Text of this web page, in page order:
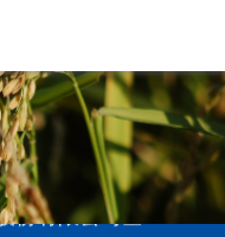
嘉濱貿易有限公司/臺聯實業股份有限公司全新網站上線，提供您更好的使用體驗。